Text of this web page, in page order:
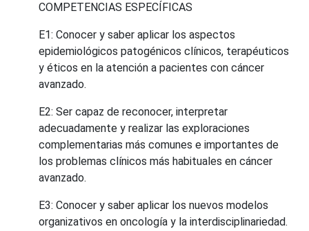
COMPETENCIAS ESPECÍFICAS
E1: Conocer y saber aplicar los aspectos
epidemiológicos patogénicos clínicos, terapéuticos
y éticos en la atención a pacientes con cáncer
avanzado.
E2: Ser capaz de reconocer, interpretar
adecuadamente y realizar las exploraciones
complementarias más comunes e importantes de
los problemas clínicos más habituales en cáncer
avanzado.
E3: Conocer y saber aplicar los nuevos modelos
organizativos en oncología y la interdisciplinariedad.